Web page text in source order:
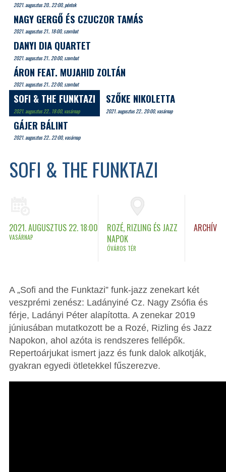
SOFI & THE FUNKTAZI
2021. AUGUSZTUS 22. 18:00
VASÁRNAP
ROZÉ, RIZLING ÉS JAZZ
NAPOK
ÓVÁROS TÉR
ARCHÍV
A „Sofi and the Funktazi” funk-jazz zenekart két
veszprémi zenész: Ladányiné Cz. Nagy Zsófia és
férje, Ladányi Péter alapította. A zenekar 2019
júniusában mutatkozott be a Rozé, Rizling és Jazz
Napokon, ahol azóta is rendszeres fellépők.
Repertoárjukat ismert jazz és funk dalok alkotják,
gyakran egyedi ötletekkel fűszerezve.
2021. augusztus 20.. 22:00, péntek
NAGY GERGŐ ÉS CZUCZOR TAMÁS
2021. augusztus 21.. 18:00, szombat
DANYI DIA QUARTET
2021. augusztus 21.. 20:00, szombat
ÁRON FEAT. MUJAHID ZOLTÁN
2021. augusztus 21.. 22:00, szombat
SOFI & THE FUNKTAZI
2021. augusztus 22.. 18:00, vasárnap
SZŐKE NIKOLETTA
2021. augusztus 22.. 20:00, vasárnap
GÁJER BÁLINT
2021. augusztus 22.. 22:00, vasárnap